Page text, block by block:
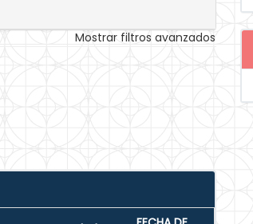
Mostrar filtros avanzados